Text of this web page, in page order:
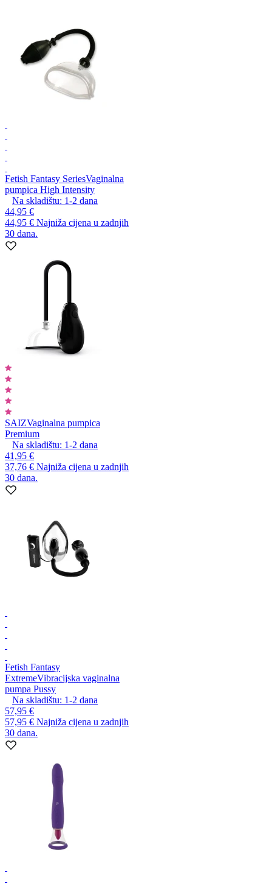
Fetish Fantasy SeriesVaginalna
pumpica High Intensity
Na skladištu: 1-2 dana
44,95 €
44,95 € Najniža cijena u zadnjih
30 dana.
SAIZVaginalna pumpica
Premium
Na skladištu: 1-2 dana
41,95 €
37,76 € Najniža cijena u zadnjih
30 dana.
Fetish Fantasy
ExtremeVibracijska vaginalna
pumpa Pussy
Na skladištu: 1-2 dana
57,95 €
57,95 € Najniža cijena u zadnjih
30 dana.